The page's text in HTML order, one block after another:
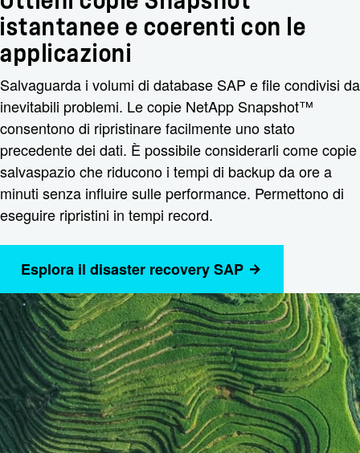
istantanee e coerenti con le
applicazioni
Salvaguarda i volumi di database SAP e file condivisi da
inevitabili problemi. Le copie NetApp Snapshot™
consentono di ripristinare facilmente uno stato
precedente dei dati. È possibile considerarli come copie
salvaspazio che riducono i tempi di backup da ore a
minuti senza influire sulle performance. Permettono di
eseguire ripristini in tempi record.
Esplora il disaster recovery SAP